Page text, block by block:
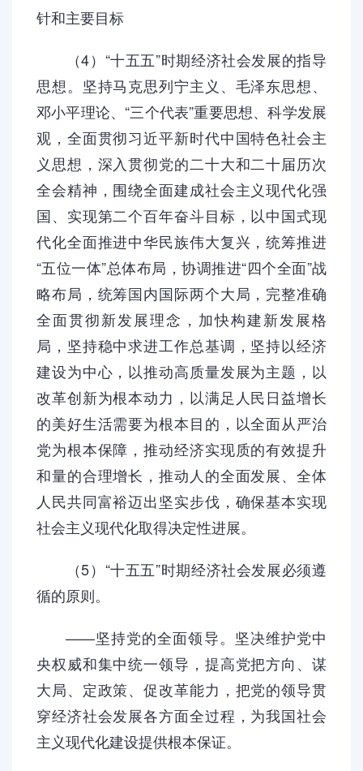
针和主要目标
（4）“十五五”时期经济社会发展的指导
思想。坚持马克思列宁主义、毛泽东思想、
邓小平理论、“三个代表”重要思想、科学发展
观，全面贯彻习近平新时代中国特色社会主
义思想，深入贯彻党的二十大和二十届历次
全会精神，围绕全面建成社会主义现代化强
国、实现第二个百年奋斗目标，以中国式现
代化全面推进中华民族伟大复兴，统筹推进
“五位一体”总体布局，协调推进“四个全面”战
略布局，统筹国内国际两个大局，完整准确
全面贯彻新发展理念，加快构建新发展格
局，坚持稳中求进工作总基调，坚持以经济
建设为中心，以推动高质量发展为主题，以
改革创新为根本动力，以满足人民日益增长
的美好生活需要为根本目的，以全面从严治
党为根本保障，推动经济实现质的有效提升
和量的合理增长，推动人的全面发展、全体
人民共同富裕迈出坚实步伐，确保基本实现
社会主义现代化取得决定性进展。
（5）“十五五”时期经济社会发展必须遵
循的原则。
——坚持党的全面领导。坚决维护党中
央权威和集中统一领导，提高党把方向、谋
大局、定政策、促改革能力，把党的领导贯
穿经济社会发展各方面全过程，为我国社会
主义现代化建设提供根本保证。